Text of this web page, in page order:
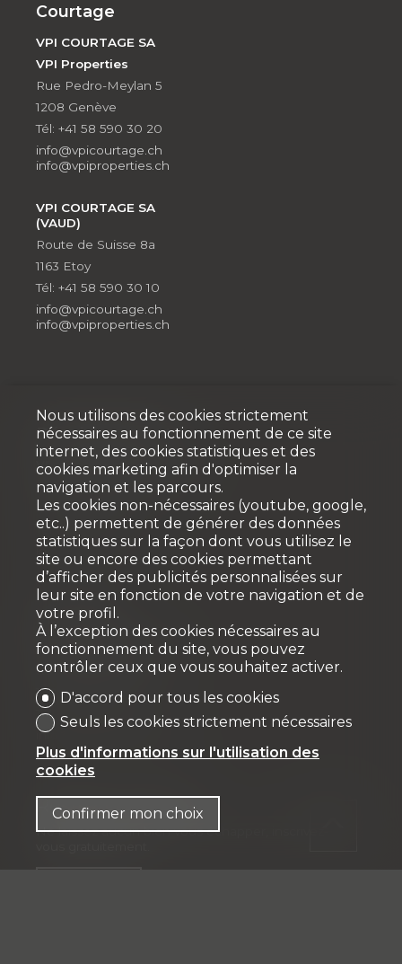
Courtage
VPI COURTAGE SA
VPI Properties
Rue Pedro-Meylan 5
1208 Genève
Tél: +41 58 590 30 20
info@vpicourtage.ch
info@vpiproperties.ch
VPI COURTAGE SA
(VAUD)
Route de Suisse 8a
1163 Etoy
Tél: +41 58 590 30 10
info@vpicourtage.ch
info@vpiproperties.ch
Développement
VPI DÉVELOPPEMENT SA
Rue Pedro-Meylan 5
1208 Genève
Tél: + 41 58 590 30 90
info@vpidev.ch
Fiduciaire
IFP MANAGEMENT SA
Rue Pedro-Meylan 5
1208 Genève
Tél: + 41 58 590 30 00
info@ifp-management.ch
Restez connecté
Ne laissez aucun bien vous échapper, inscrivez-
Nous utilisons des cookies strictement
nécessaires au fonctionnement de ce site
internet, des cookies statistiques et des
cookies marketing afin d'optimiser la
navigation et les parcours.
Les cookies non-nécessaires (youtube, google,
etc..) permettent de générer des données
statistiques sur la façon dont vous utilisez le
site ou encore des cookies permettant
d’afficher des publicités personnalisées sur
leur site en fonction de votre navigation et de
votre profil.
À l’exception des cookies nécessaires au
fonctionnement du site, vous pouvez
contrôler ceux que vous souhaitez activer.
D'accord pour tous les cookies
Seuls les cookies strictement nécessaires
Plus d'informations sur l'utilisation des
cookies
Confirmer mon choix